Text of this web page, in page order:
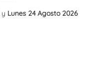
y Lunes 24 Agosto 2026